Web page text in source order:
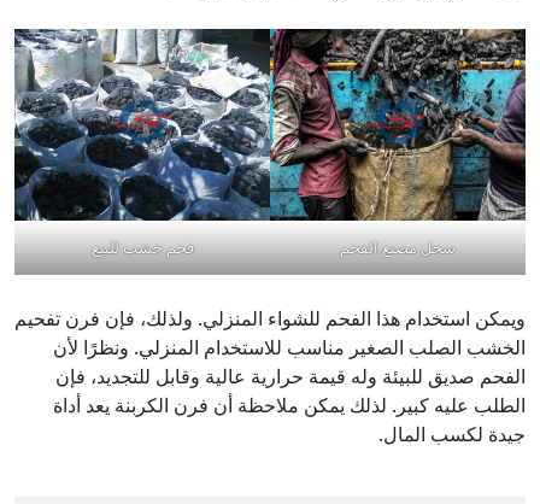
سجل مصنع الفحم فحم خشب للبيع
ويمكن استخدام هذا الفحم للشواء المنزلي. ولذلك، فإن فرن تفحيم
الخشب الصلب الصغير مناسب للاستخدام المنزلي. ونظرًا لأن
الفحم صديق للبيئة وله قيمة حرارية عالية وقابل للتجديد، فإن
الطلب عليه كبير. لذلك يمكن ملاحظة أن فرن الكربنة يعد أداة
جيدة لكسب المال.